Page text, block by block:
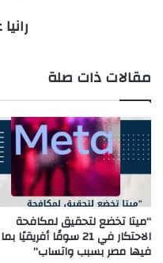
مقالات ذات صلة
“ميتا تخضع لتحقيق لمكافحة
الاحتكار في 21 سوقًا أفريقيًا بما
فيها مصر بسبب واتساب”